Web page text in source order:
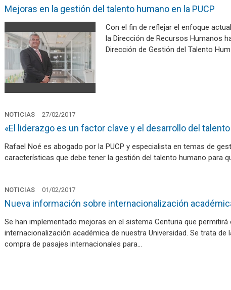
Mejoras en la gestión del talento humano en la PUCP
Con el fin de reflejar el enfoque
la Dirección de Recursos Humanos
Dirección de Gestión del Talento
NOTICIAS 27/02/2017
«El liderazgo es un factor clave y el desarrollo del
Rafael Noé es abogado por la PUCP y especialista en temas de
características que debe tener la gestión del talento humano para
NOTICIAS 01/02/2017
Nueva información sobre internacionalización
Se han implementado mejoras en el sistema Centuria que
internacionalización académica de nuestra Universidad. Se trata
compra de pasajes internacionales para…